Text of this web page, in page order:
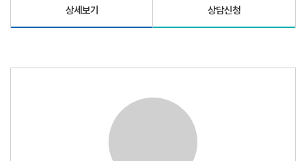
상세보기 상담신청